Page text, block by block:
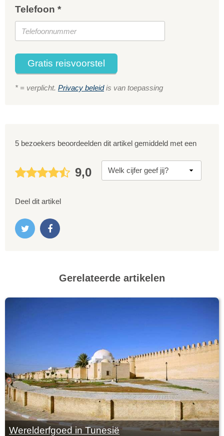
Telefoon *
Gratis reisvoorstel
* = verplicht. Privacy beleidis van toepassing
5 bezoekers beoordeelden dit artikel gemiddeld met een
9,0
Deel dit artikel
Gerelateerde artikelen
Werelderfgoed in Tunesië